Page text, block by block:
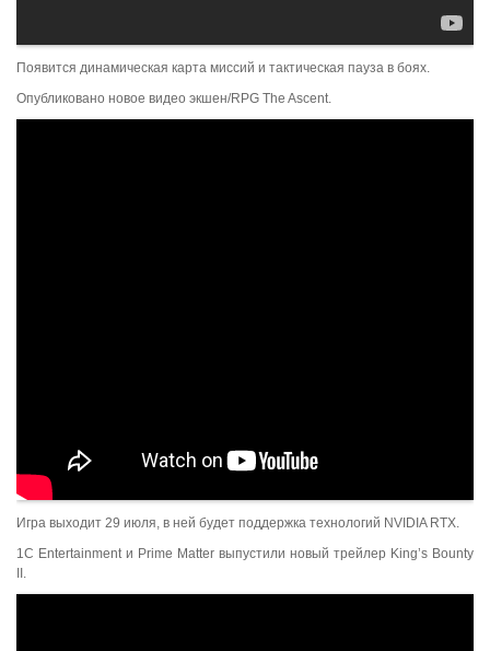
Появится динамическая карта миссий и тактическая пауза в боях.
Опубликовано новое видео экшен/RPG The Ascent.
Игра выходит 29 июля, в ней будет поддержка технологий NVIDIA RTX.
1C Entertainment и Prime Matter выпустили новый трейлер King’s Bounty
II.